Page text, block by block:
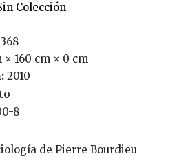
Sin Colección
368
× 160 cm × 0 cm
2010
8